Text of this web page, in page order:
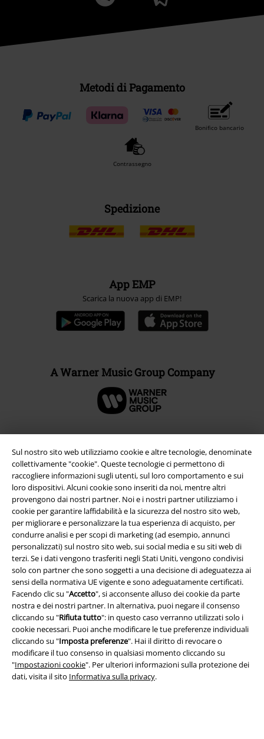
Sul nostro sito web utilizziamo cookie e altre tecnologie, denominate
collettivamente "cookie". Queste tecnologie ci permettono di
raccogliere informazioni sugli utenti, sul loro comportamento e sui
loro dispositivi. Alcuni cookie sono inseriti da noi, mentre altri
provengono dai nostri partner. Noi e i nostri partner utilizziamo i
cookie per garantire laffidabilità e la sicurezza del nostro sito web,
per migliorare e personalizzare la tua esperienza di acquisto, per
condurre analisi e per scopi di marketing (ad esempio, annunci
personalizzati) sul nostro sito web, sui social media e su siti web di
terzi. Se i dati vengono trasferiti negli Stati Uniti, vengono condivisi
solo con partner che sono soggetti a una decisione di adeguatezza ai
sensi della normativa UE vigente e sono adeguatamente certificati.
Facendo clic su "Accetto", si acconsente alluso dei cookie da parte
nostra e dei nostri partner. In alternativa, puoi negare il consenso
cliccando su "Rifiuta tutto": in questo caso verranno utilizzati solo i
cookie necessari. Puoi anche modificare le tue preferenze individuali
cliccando su "Imposta preferenze". Hai il diritto di revocare o
modificare il tuo consenso in qualsiasi momento cliccando su
"Impostazioni cookie". Per ulteriori informazioni sulla protezione dei
dati, visita il sito Informativa sulla privacy.
Metodi di Pagamento
Bonifico bancario
Contrassegno
Spedizione
App EMP
Scarica la nuova app di EMP!
A Warner Music Group Company
Info legali
Termini & Condizioni
Redazione
Legge sulla Privacy
Smaltimento rifiuti e protezione dell’ambiente
Dichiarazione di Conformità